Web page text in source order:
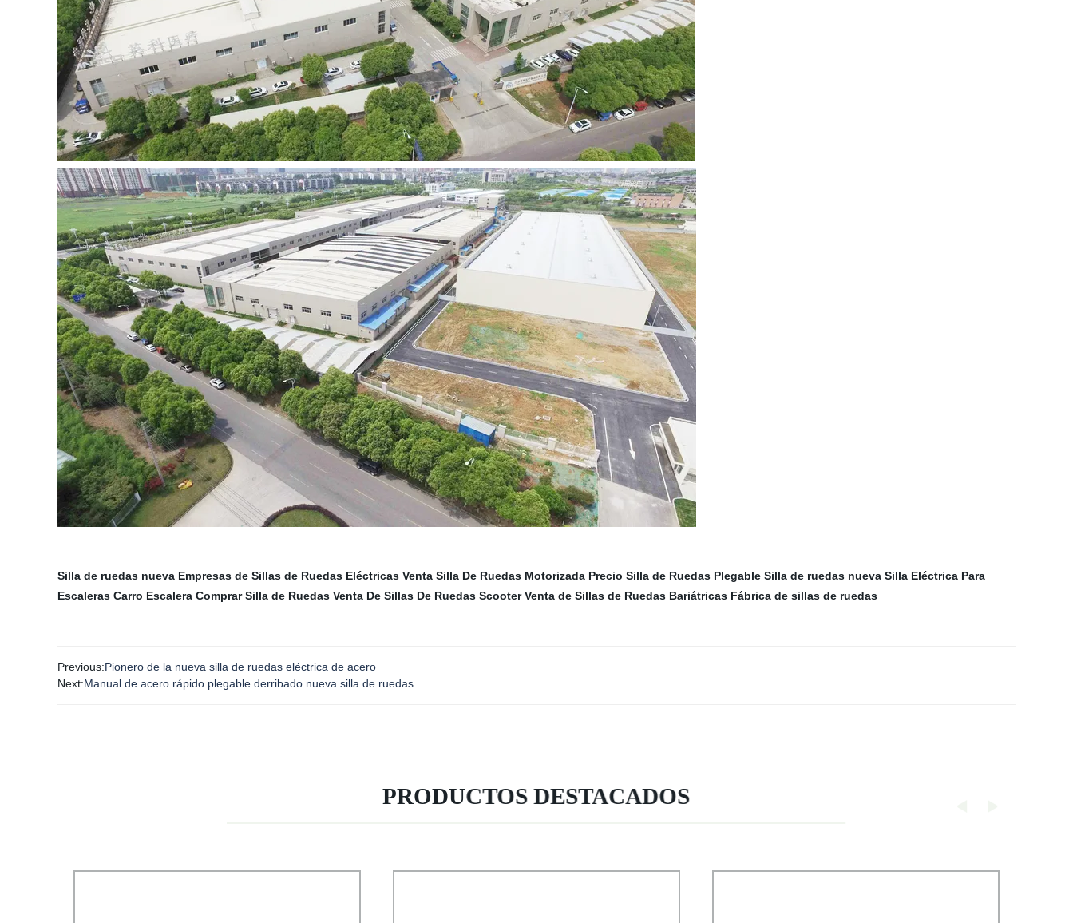
Silla de ruedas nueva Empresas de Sillas de Ruedas Eléctricas Venta Silla De Ruedas Motorizada Precio Silla de Ruedas Plegable Silla de ruedas nueva Silla Eléctrica Para
Escaleras Carro Escalera Comprar Silla de Ruedas Venta De Sillas De Ruedas Scooter Venta de Sillas de Ruedas Bariátricas Fábrica de sillas de ruedas
Previous:Pionero de la nueva silla de ruedas eléctrica de acero
Next:Manual de acero rápido plegable derribado nueva silla de ruedas
PRODUCTOS DESTACADOS